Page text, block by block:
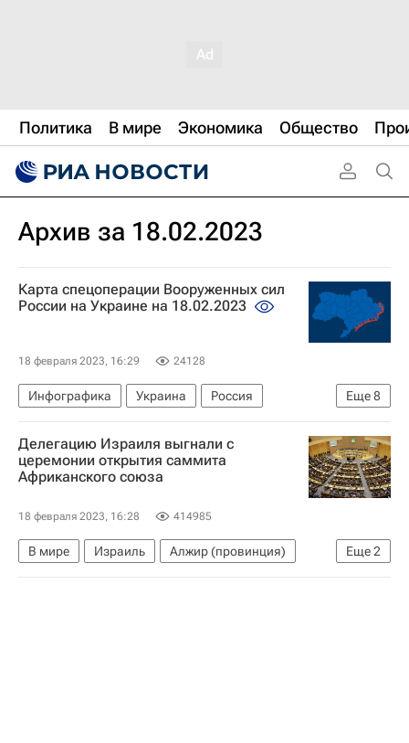
Политика В мире Экономика Общество
Архив за 18.02.2023
Карта спецоперации Вооруженных сил
России на Украине на 18.02.2023
18 февраля 2023, 16:29 24128
Еще8
Инфографика Украина
Россия
Луганская Народная Республика
Донецкая Народная Республика
Харьковская область
Спецоперация
Вооруженные силы РФ
Вооруженные силы Украины
Министерство обороны РФ (Минобороны РФ)
Делегацию Израиля выгнали с
церемонии открытия саммита
Африканского союза
18 февраля 2023, 16:28 414985
Еще2
В мире Израиль
Алжир (провинция)
ЮАР
Африканский союз